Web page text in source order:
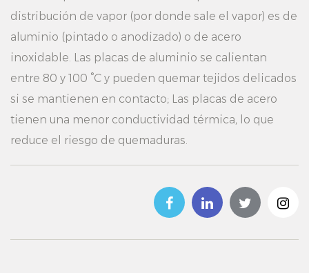
distribución de vapor (por donde sale el vapor) es de
aluminio (pintado o anodizado) o de acero
inoxidable. Las placas de aluminio se calientan
entre 80 y 100 °C y pueden quemar tejidos delicados
si se mantienen en contacto; Las placas de acero
tienen una menor conductividad térmica, lo que
reduce el riesgo de quemaduras.